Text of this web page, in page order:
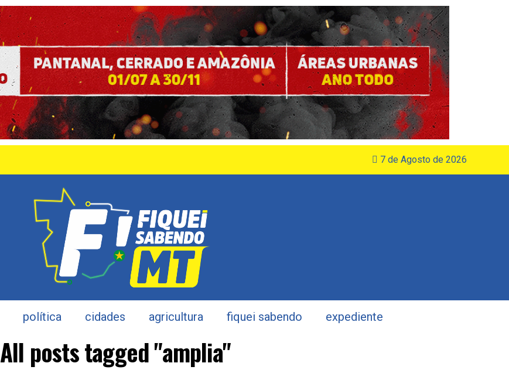
7 de Agosto de 2026
política cidades agricultura fiquei sabendo expediente
All posts tagged "amplia"